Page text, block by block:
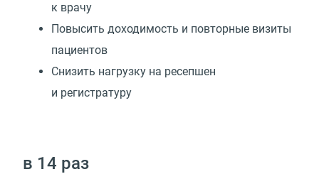
к врачу
Повысить доходимость и повторные визиты
пациентов
Снизить нагрузку на ресепшен
и регистратуру
в 14 раз